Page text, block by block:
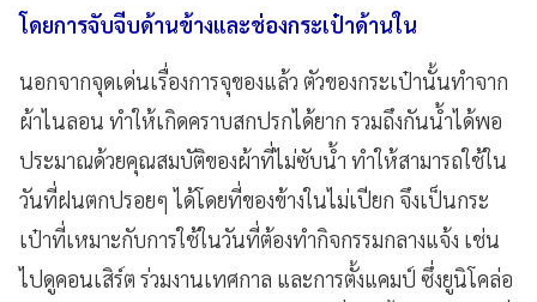
โดยการจับจีบด้านข้างและช่องกระเป๋าด้านใน
นอกจากจุดเด่นเรื่องการจุของแล้ว ตัวของกระเป๋านั้นทำจาก
ผ้าไนลอน ทำให้เกิดคราบสกปรกได้ยาก รวมถึงกันน้ำได้พอ
ประมาณด้วยคุณสมบัติของผ้าที่ไม่ซับน้ำ ทำให้สามารถใช้ใน
วันที่ฝนตกปรอยๆ ได้โดยที่ของข้างในไม่เปียก จึงเป็นกระ
เป๋าที่เหมาะกับการใช้ในวันที่ต้องทำกิจกรรมกลางแจ้ง เช่น
ไปดูคอนเสิร์ต ร่วมงานเทศกาล และการตั้งแคมป์ ซึ่งยูนิโคล่อ